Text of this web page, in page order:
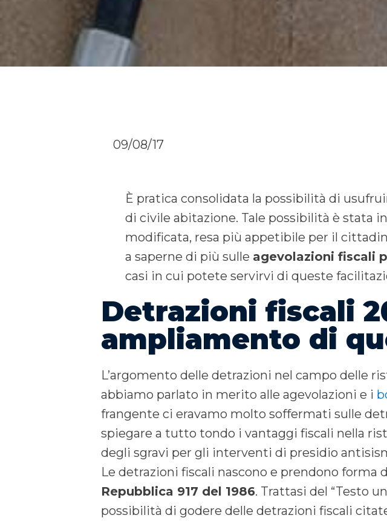
09/08/17
È pratica consolidata la possibilità di
di civile abitazione. Tale possibilità è stata
modificata, resa più appetibile per il
a saperne di più sulle agevolazioni fiscali
casi in cui potete servirvi di queste
Detrazioni fiscali
ampliamento di
L’argomento delle detrazioni nel campo delle
abbiamo parlato in merito alle agevolazioni e i
frangente ci eravamo molto soffermati sulle
spiegare a tutto tondo i vantaggi fiscali nella
degli sgravi per gli interventi di presidio
Le detrazioni fiscali nascono e prendono forma
Repubblica 917 del 1986. Trattasi del “Testo
possibilità di godere delle detrazioni fiscali